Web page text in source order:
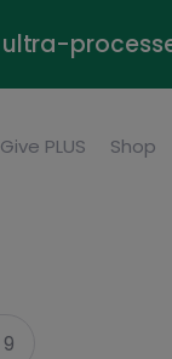
Give PLUS Shop
9